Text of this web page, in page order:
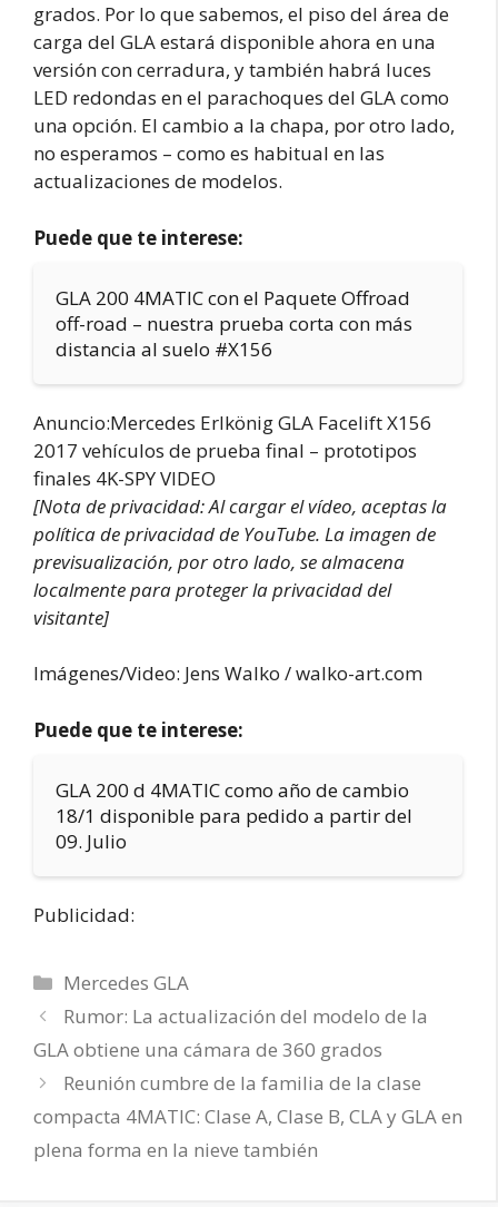
grados. Por lo que sabemos, el piso del área de
carga del GLA estará disponible ahora en una
versión con cerradura, y también habrá luces
LED redondas en el parachoques del GLA como
una opción. El cambio a la chapa, por otro lado,
no esperamos – como es habitual en las
actualizaciones de modelos.
Puede que te interese:
GLA 200 4MATIC con el Paquete Offroad
off-road – nuestra prueba corta con más
distancia al suelo #X156
Anuncio:Mercedes Erlkönig GLA Facelift X156
2017 vehículos de prueba final – prototipos
finales 4K-SPY VIDEO
[Nota de privacidad: Al cargar el vídeo, aceptas la
política de privacidad de YouTube. La imagen de
previsualización, por otro lado, se almacena
localmente para proteger la privacidad del
visitante]
Imágenes/Video: Jens Walko / walko-art.com
Puede que te interese:
GLA 200 d 4MATIC como año de cambio
18/1 disponible para pedido a partir del
09. Julio
Publicidad:
Categorías
Mercedes GLA
Rumor: La actualización del modelo de la
GLA obtiene una cámara de 360 grados
Reunión cumbre de la familia de la clase
compacta 4MATIC: Clase A, Clase B, CLA y GLA en
plena forma en la nieve también